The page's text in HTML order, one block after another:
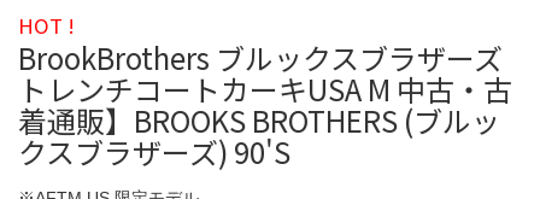
HOT !
BrookBrothers ブルックスブラザーズ
トレンチコートカーキUSA M 中古・古
着通販】BROOKS BROTHERS (ブルッ
クスブラザーズ) 90'S